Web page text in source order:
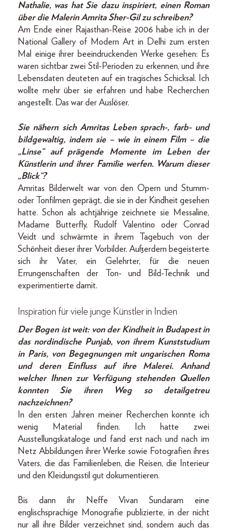
Nathalie, was hat Sie dazu inspiriert, einen Roman
über die Malerin Amrita Sher-Gil zu schreiben?
Am Ende einer Rajasthan-Reise 2006 habe ich in der
National Gallery of Modern Art in Delhi zum ersten
Mal einige ihrer beeindruckenden Werke gesehen: Es
waren sichtbar zwei Stil-Perioden zu erkennen, und ihre
Lebensdaten deuteten auf ein tragisches Schicksal. Ich
wollte mehr über sie erfahren und habe Recherchen
angestellt. Das war der Auslöser.
Sie nähern sich Amritas Leben sprach-, farb- und
bildgewaltig, indem sie – wie in einem Film – die
„Linse“ auf prägende Momente im Leben der
Künstlerin und ihrer Familie werfen. Warum dieser
„Blick“?
Amritas Bilderwelt war von den Opern und Stumm-
oder Tonfilmen geprägt, die sie in der Kindheit gesehen
hatte. Schon als achtjährige zeichnete sie Messaline,
Madame Butterfly, Rudolf Valentino oder Conrad
Veidt und schwärmte in ihrem Tagebuch von der
Schönheit dieser ihrer Vorbilder. Außerdem begeisterte
sich ihr Vater, ein Gelehrter, für die neuen
Errungenschaften der Ton- und Bild-Technik und
experimentierte damit.
Inspiration für viele junge Künstler in Indien
Der Bogen ist weit: von der Kindheit in Budapest in
das nordindische Punjab, von ihrem Kunststudium
in Paris, von Begegnungen mit ungarischen Roma
und deren Einfluss auf ihre Malerei. Anhand
welcher Ihnen zur Verfügung stehenden Quellen
konnten Sie ihren Weg so detailgetreu
nachzeichnen?
In den ersten Jahren meiner Recherchen konnte ich
wenig Material finden. Ich hatte zwei
Ausstellungskataloge und fand erst nach und nach im
Netz Abbildungen ihrer Werke sowie Fotografien ihres
Vaters, die das Familienleben, die Reisen, die Interieur
und den Kleidungsstil gut dokumentieren.
Bis dann ihr Neffe Vivan Sundaram eine
englischsprachige Monografie publizierte, in der nicht
nur all ihre Bilder verzeichnet sind, sondern auch das